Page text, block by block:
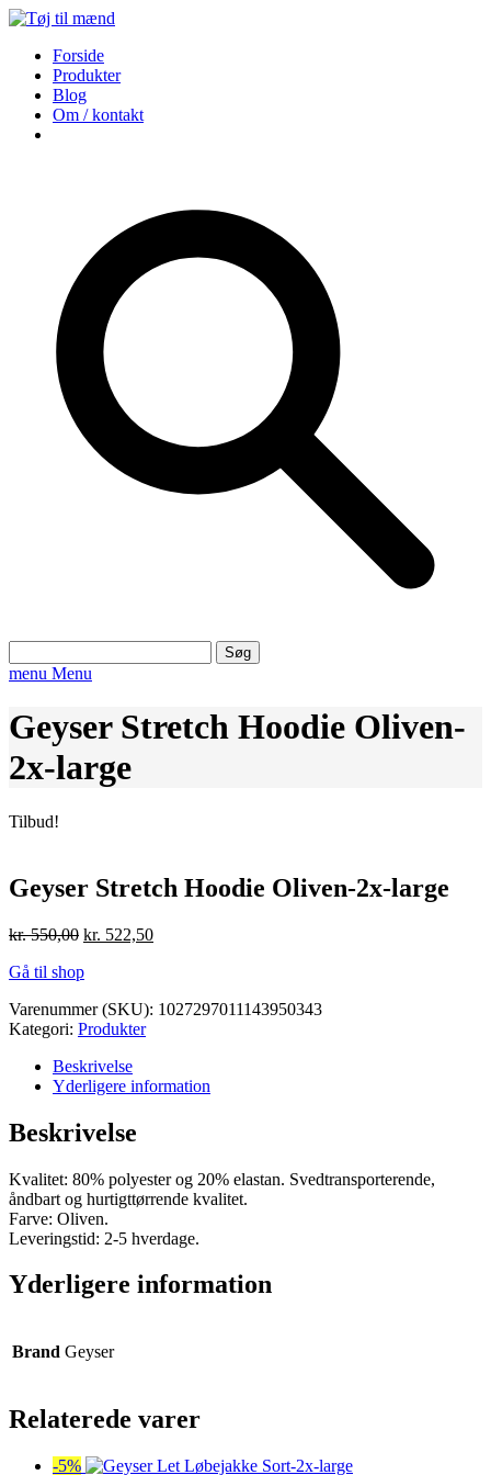
Forside
Produkter
Blog
Om / kontakt
efter:
menu Menu
Geyser Stretch Hoodie Oliven-
2x-large
Tilbud!
Geyser Stretch Hoodie Oliven-2x-large
kr.550,00 Den
pris
kr. 550,00.
kr. 522,50Den
kr. 522,50.
Gå til shop
Varenummer (SKU): 1027297011143950343
Kategori: Produkter
Beskrivelse
Yderligere information
Beskrivelse
Kvalitet: 80% polyester og 20% elastan. Svedtransporterende,
åndbart og hurtigttørrende kvalitet.
Farve: Oliven.
Leveringstid: 2-5 hverdage.
Yderligere information
Brand Geyser
Relaterede varer
-5%